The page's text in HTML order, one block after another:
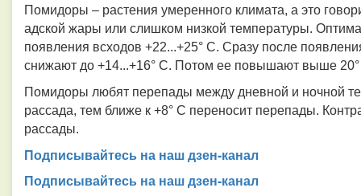
Помидоры – растения умеренного климата, а это
адской жары или слишком низкой температуры.
появления всходов +22...+25° С. Сразу после
снижают до +14...+16° С. Потом ее повышают выше
Помидоры любят перепады между дневной и ночной
рассада, тем ближе к +8° С переносит перепады.
рассады.
Подписывайтесь на наш дзен-канал
Подписывайтесь на наш дзен-канал